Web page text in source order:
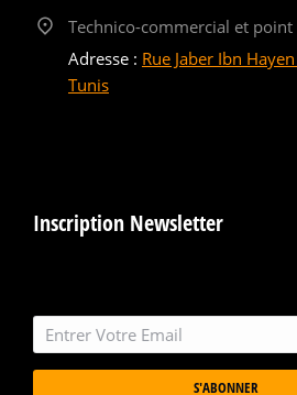
Technico-commercial et point
Adresse : Rue Jaber Ibn
Tunis
Inscription Newsletter
S'ABONNER